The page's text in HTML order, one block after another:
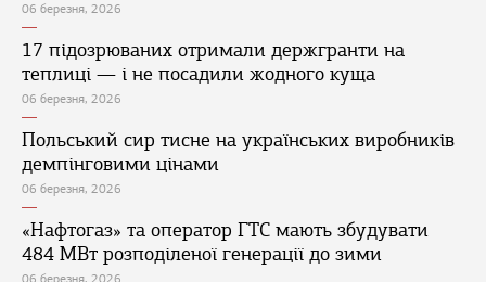
06 березня, 2026
17 підозрюваних отримали держгранти на
теплиці — і не посадили жодного куща
06 березня, 2026
Польський сир тисне на українських виробників
демпінговими цінами
06 березня, 2026
«Нафтогаз» та оператор ГТС мають збудувати
484 МВт розподіленої генерації до зими
06 березня, 2026